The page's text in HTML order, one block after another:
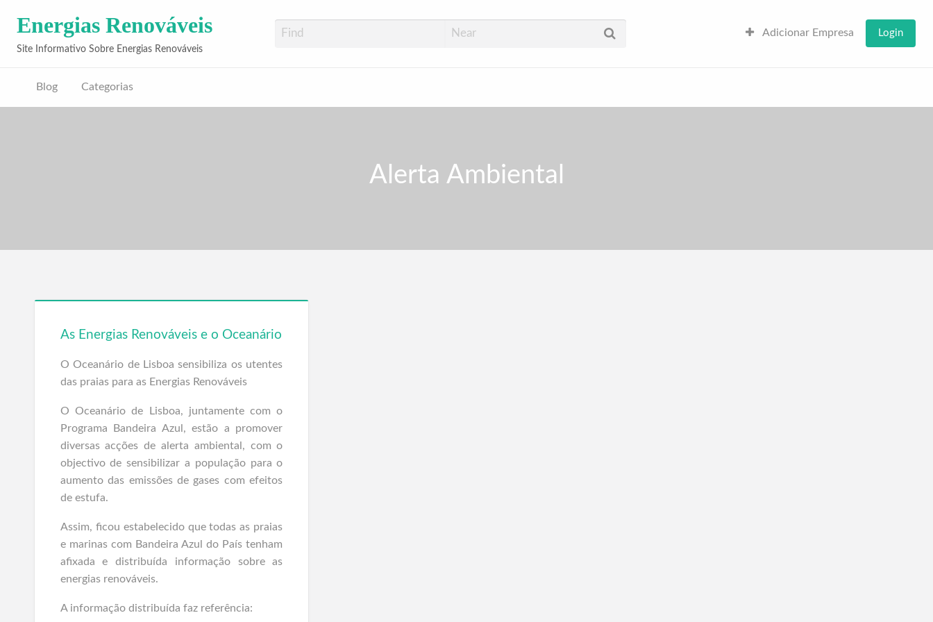
Energias Renováveis
Site Informativo Sobre Energias Renováveis
Adicionar Empresa Login
Blog Categorias
Alerta Ambiental
As Energias Renováveis e o Oceanário
O Oceanário de Lisboa sensibiliza os utentes
das praias para as Energias Renováveis
O Oceanário de Lisboa, juntamente com o
Programa Bandeira Azul, estão a promover
diversas acções de alerta ambiental, com o
objectivo de sensibilizar a população para o
aumento das emissões de gases com efeitos
de estufa.
Assim, ficou estabelecido que todas as praias
e marinas com Bandeira Azul do País tenham
afixada e distribuída informação sobre as
energias renováveis.
A informação distribuída faz referência: